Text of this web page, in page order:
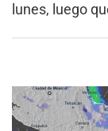
lunes, luego